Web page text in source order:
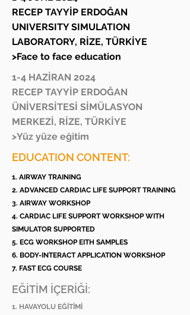
RECEP TAYYİP ERDOĞAN
UNIVERSITY SIMULATION
LABORATORY, RİZE, TÜRKİYE
>Face to face education
1-4 HAZİRAN 2024
RECEP TAYYİP ERDOĞAN
ÜNİVERSİTESİ SİMÜLASYON
MERKEZİ, RİZE, TÜRKİYE
>Yüz yüze eğitim
EDUCATION CONTENT:
1. AIRWAY TRAINING
2. ADVANCED CARDIAC LIFE SUPPORT TRAINING
3. AIRWAY WORKSHOP
4. CARDIAC LIFE SUPPORT WORKSHOP WITH
SIMULATOR SUPPORTED
5. ECG WORKSHOP EITH SAMPLES
6. BODY-INTERACT APPLICATION WORKSHOP
7. FAST ECG COURSE
EĞİTİM İÇERİĞİ:
1. HAVAYOLU EĞİTİMİ